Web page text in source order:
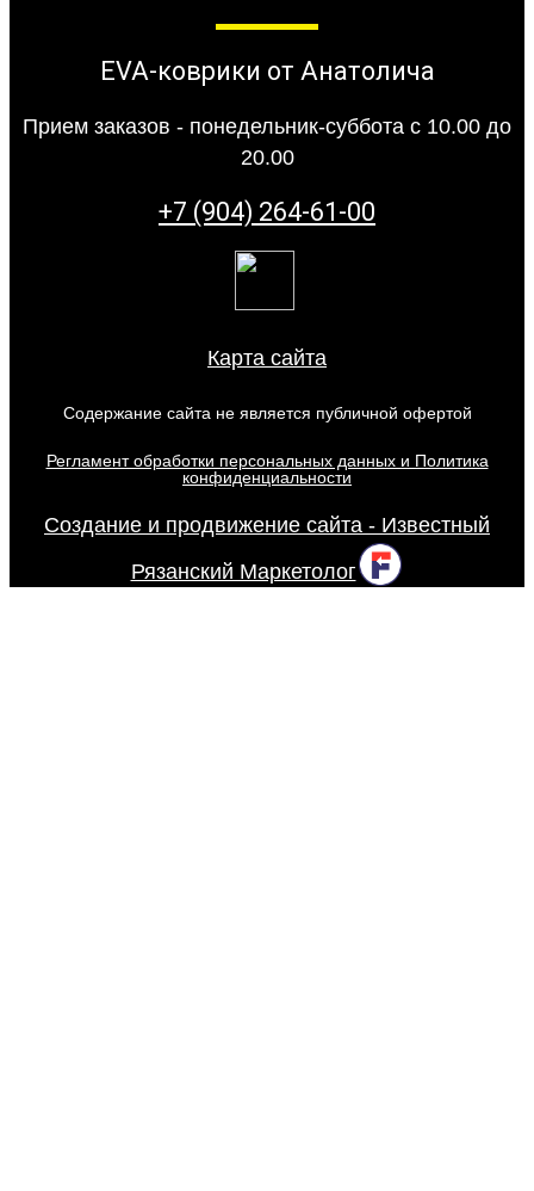
EVA-коврики от Анатолича
Прием заказов - понедельник-суббота с 10.00 до
20.00
+7 (904) 264-61-00
Карта сайта
Содержание сайта не является публичной офертой
Регламент обработки персональных данных и Политика
конфиденциальности
Создание и продвижение сайта - Известный
Рязанский Маркетолог